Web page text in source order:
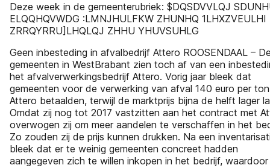
Deze week in de gemeenterubriek: $DQSDVVLQJ
ELQQHQVWDG :LMNJHULFKW ZHUNHQ 1LHXZVEULHI
ZRRQYRRU]LHQLQJ ZHHU YHUVSUHLG
Geen inbesteding in afvalbedrijf Attero ROOSENDAAL –
gemeenten in WestBrabant zien toch af van een
het afvalverwerkingsbedrijf Attero. Vorig jaar bleek dat
gemeenten voor de verwerking van afval 140 euro per
Attero betaalden, terwijl de marktprijs bijna de helft lager
Omdat zij nog tot 2017 vastzitten aan het contract met
overwogen zij om meer aandelen te verschaffen in het
Zo zouden zij de prijs kunnen drukken. Na een
bleek dat er te weinig gemeenten concreet hadden
aangegeven zich te willen inkopen in het bedrijf,